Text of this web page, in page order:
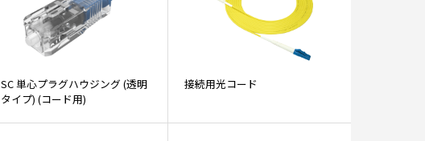
SC 単心プラグハウジング (透明
タイプ) (コード用)
接続用光コード